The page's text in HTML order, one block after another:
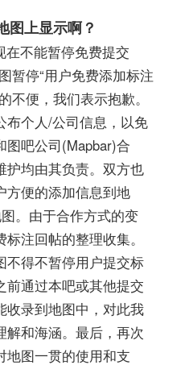
图上显示啊？
在不能暂停免费提交
暂停“用户免费添加标注
不便，我们表示抱歉。
布个人/公司信息，以免
图吧公司(Mapbar)合
护均由其负责。双方也
方便的添加信息到地
。由于合作方式的变
注回帖的整理收集。
不得不暂停用户提交标
前通过本吧或其他提交
收录到地图中，对此我
解和海涵。最后，再次
地图一贯的使用和支